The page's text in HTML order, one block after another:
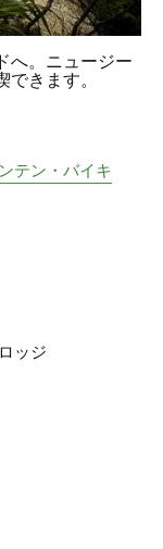
へ。ニュージー
きます。
テン・バイキ
ッジ